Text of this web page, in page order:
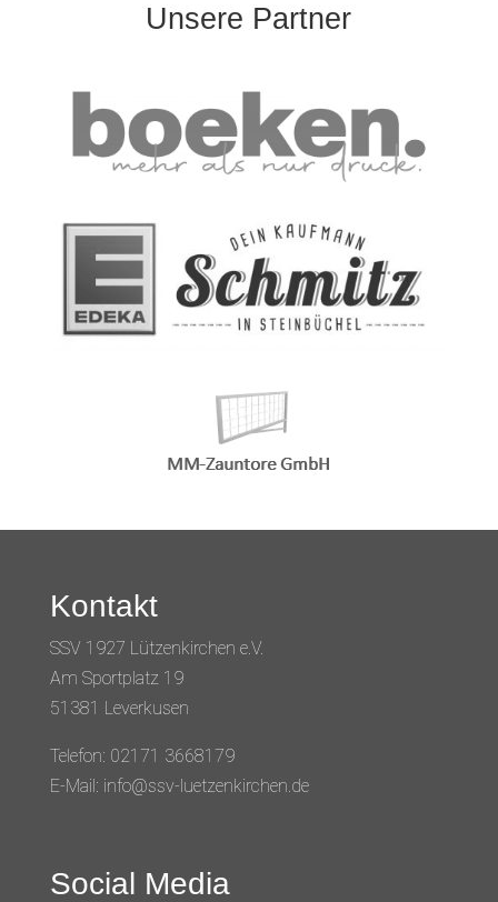
Unsere Partner
Kontakt
SSV 1927 Lützenkirchen e.V.
Am Sportplatz 19
51381 Leverkusen
Telefon: 02171 3668179
E-Mail: info@ssv-luetzenkirchen.de
Social Media